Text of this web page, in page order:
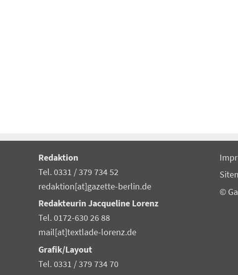
Redaktion
Tel. 0331 / 379 734 52
redaktion[at]gazette-berlin.de
Redakteurin Jacqueline Lorenz
Tel. 0172-630 26 88
mail[at]textlade-lorenz.de
Grafik/Layout
Tel. 0331 / 379 734 70
©